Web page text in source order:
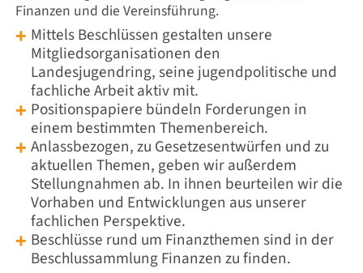
Finanzen und die Vereinsführung.
MittelsBeschlüssen gestalten unsere
Mitgliedsorganisationen den
Landesjugendring, seine jugendpolitische und
fachliche Arbeit aktiv mit.
Positionspapiere bündeln Forderungen in
einem bestimmten Themenbereich.
Anlassbezogen, zu Gesetzesentwürfen und zu
aktuellen Themen, geben wir außerdem
Stellungnahmen ab. In ihnen beurteilen wir die
Vorhaben und Entwicklungen aus unserer
fachlichen Perspektive.
Beschlüsse rund um Finanzthemen sind in der
Beschlussammlung Finanzen zu finden.